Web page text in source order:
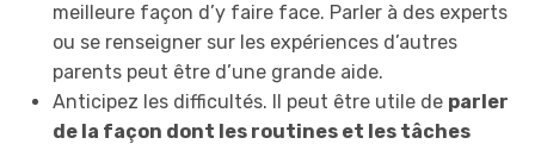
meilleure façon d’y faire face. Parler à des experts
ou se renseigner sur les expériences d’autres
parents peut être d’une grande aide.
Anticipez les difficultés. Il peut être utile de parler
de la façon dont les routines et les tâches